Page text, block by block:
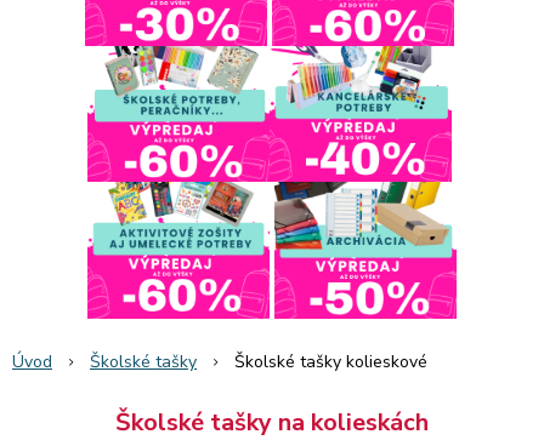
Úvod Školské tašky Školské tašky kolieskové
Školské tašky na kolieskách